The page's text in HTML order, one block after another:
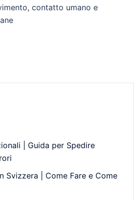
contatto umano e
| Guida per Spedire
Svizzera | Come Fare e Come